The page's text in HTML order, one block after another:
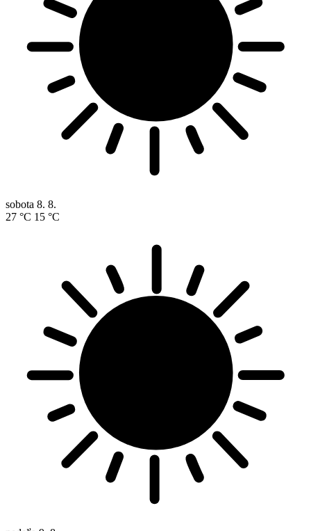
sobota 8. 8.
27 °C 15 °C